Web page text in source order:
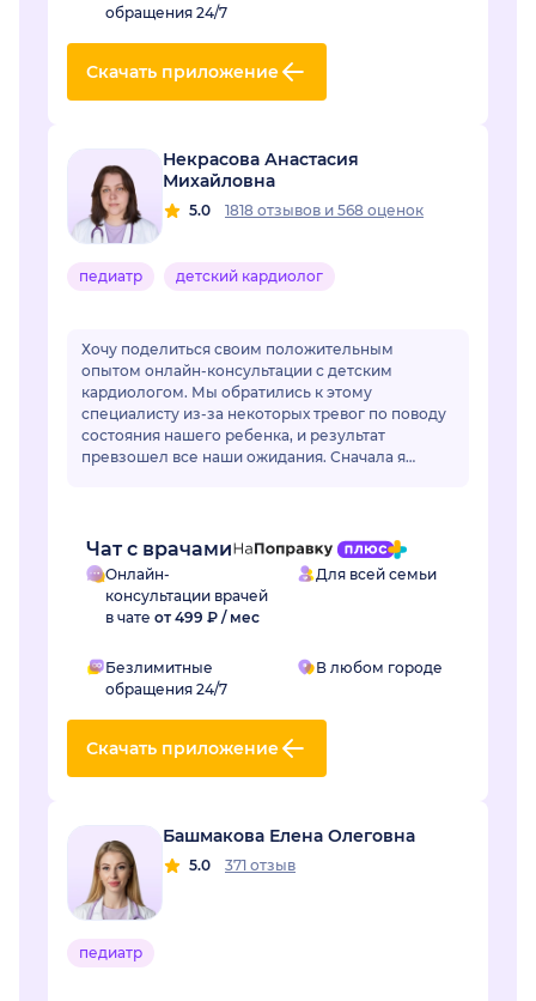
обращения 24/7
Скачать приложение
Некрасова Анастасия
Михайловна
5.0 1818 отзывов и 568 оценок
педиатр детский кардиолог
Хочу поделиться своим положительным
опытом онлайн-консультации с детским
кардиологом. Мы обратились к этому
специалисту из-за некоторых тревог по поводу
состояния нашего ребенка, и результат
превзошел все наши ожидания. Сначала я
Чат с врачами
Онлайн-
консультации врачей
в чате от 499 ₽ / мес
Для всей семьи
Безлимитные
обращения 24/7
В любом городе
Скачать приложение
Башмакова Елена Олеговна
5.0 371 отзыв
педиатр